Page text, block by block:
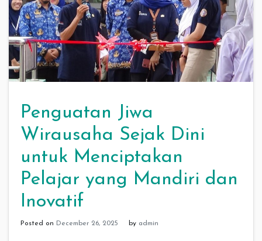
Penguatan Jiwa
Wirausaha Sejak Dini
untuk Menciptakan
Pelajar yang Mandiri dan
Inovatif
Posted on December 26, 2025 by admin